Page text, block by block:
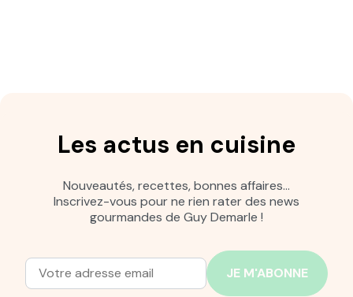
Les actus en cuisine
Nouveautés, recettes, bonnes affaires…
Inscrivez-vous pour ne rien rater des news
gourmandes de Guy Demarle !
Adresse mail
Entrez votre adresse mail pour vous abonner à notre